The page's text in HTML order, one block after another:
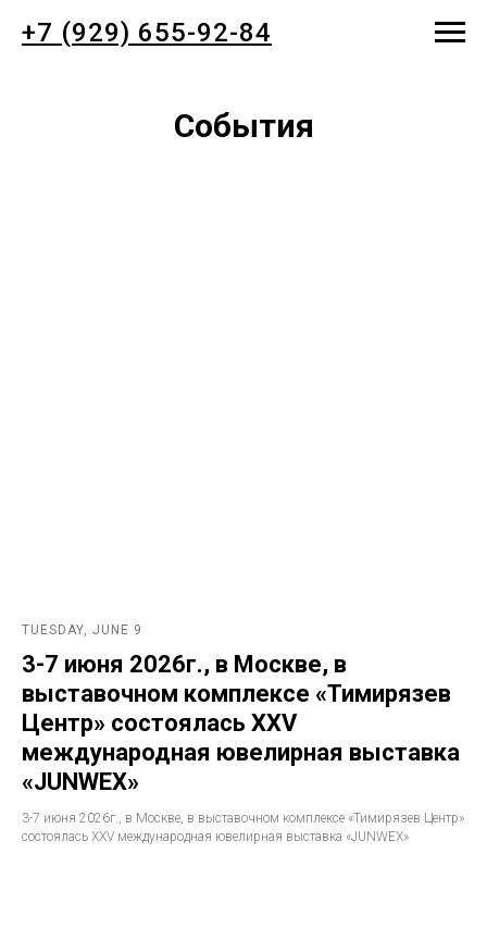
+7 (929) 655-92-84
События
TUESDAY, JUNE 9
3-7 июня 2026г., в Москве, в
выставочном комплексе «Тимирязев
Центр» состоялась ХXV
международная ювелирная выставка
«JUNWEX»
3-7 июня 2026г., в Москве, в выставочном комплексе «Тимирязев Центр»
состоялась ХXV международная ювелирная выставка «JUNWEX»